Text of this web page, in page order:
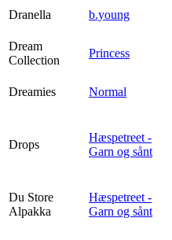
Dranella b.young
Dream
Collection
Princess
Dreamies Normal
Drops
Hæspetreet -
Garn og sånt
Du Store
Alpakka
Hæspetreet -
Garn og sånt